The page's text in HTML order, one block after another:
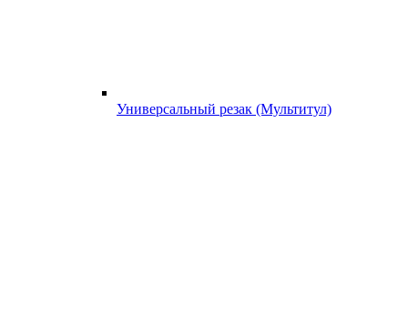
Универсальный резак (Мультитул)